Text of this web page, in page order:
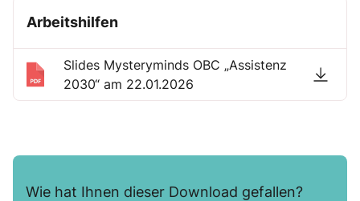
Arbeitshilfen
Slides Mysteryminds OBC „Assistenz
2030“ am 22.01.2026
Wie hat Ihnen dieser Download gefallen?